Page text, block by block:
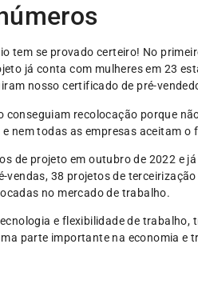
tem se provado certeiro! No
já conta com mulheres em 23
nosso certificado de pré-
conseguiam recolocação porque
nem todas as empresas aceitam
de projeto em outubro de 2022 e
vendas, 38 projetos de
no mercado de trabalho.
e flexibilidade de
parte importante na economia e